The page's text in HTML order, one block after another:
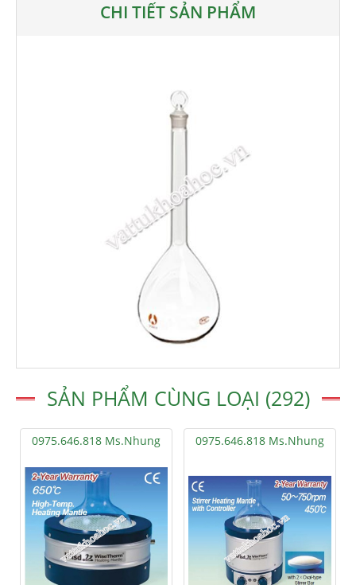
CHI TIẾT SẢN PHẨM
SẢN PHẨM CÙNG LOẠI (292)
0975.646.818 Ms.Nhung 0975.646.818 Ms.Nhung